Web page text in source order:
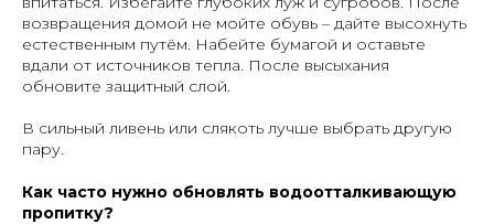
возвращения домой не мойте обувь – дайте высохнуть
естественным путём. Набейте бумагой и оставьте
вдали от источников тепла. После высыхания
обновите защитный слой.
В сильный ливень или слякоть лучше выбрать другую
пару.
Как часто нужно обновлять водоотталкивающую
пропитку?